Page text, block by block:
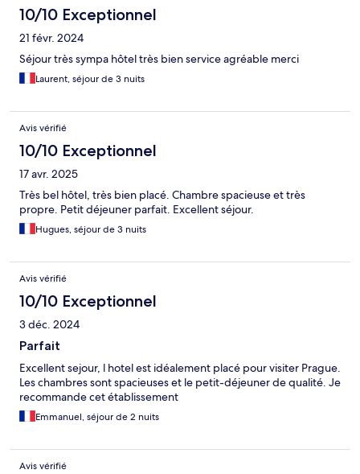
10/10 Exceptionnel
21 févr. 2024
Séjour très sympa hôtel très bien service agréable merci
Laurent, séjour de 3 nuits
Avis vérifié
10/10 Exceptionnel
17 avr. 2025
Très bel hôtel, très bien placé. Chambre spacieuse et très
propre. Petit déjeuner parfait. Excellent séjour.
Hugues, séjour de 3 nuits
Avis vérifié
10/10 Exceptionnel
3 déc. 2024
Parfait
Excellent sejour, l hotel est idéalement placé pour visiter Prague.
Les chambres sont spacieuses et le petit-déjeuner de qualité. Je
recommande cet établissement
Emmanuel, séjour de 2 nuits
Avis vérifié